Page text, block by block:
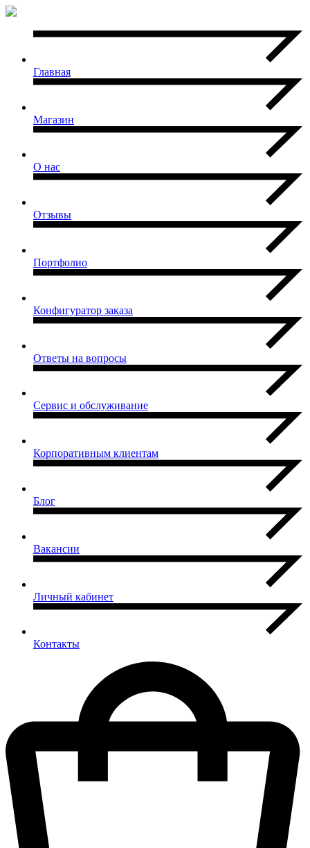
Главная
Магазин
О нас
Отзывы
Портфолио
Конфигуратор заказа
Ответы на вопросы
Сервис и обслуживание
Корпоративным клиентам
Блог
Вакансии
Личный кабинет
Контакты